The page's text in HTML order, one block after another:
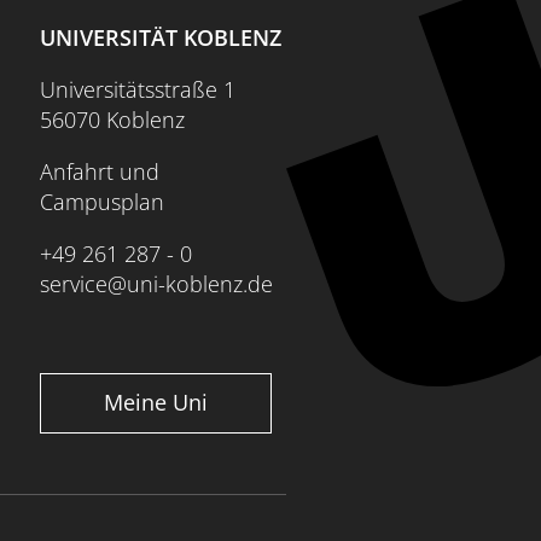
UNIVERSITÄT KOBLENZ
Universitätsstraße 1
56070 Koblenz
Anfahrt und
Campusplan
+49 261 287 - 0
service@uni-koblenz.de
Meine Uni